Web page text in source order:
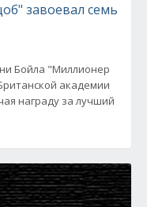
завоевал семь
Бойла "Миллионер
академии
награду за лучший